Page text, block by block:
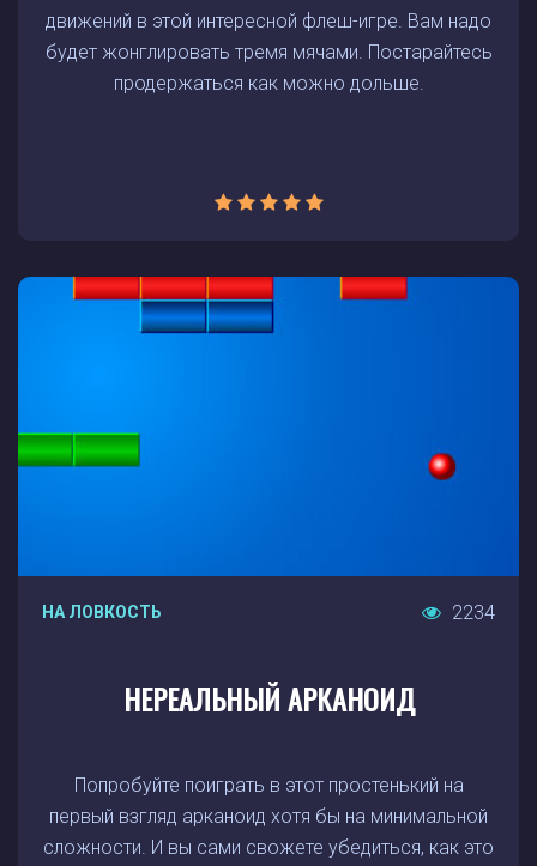
движений в этой интересной флеш-игре. Вам надо
будет жонглировать тремя мячами. Постарайтесь
продержаться как можно дольше.
НА ЛОВКОСТЬ 2234
НЕРЕАЛЬНЫЙ АРКАНОИД
Попробуйте поиграть в этот простенький на
первый взгляд арканоид хотя бы на минимальной
сложности. И вы сами свожете убедиться, как это